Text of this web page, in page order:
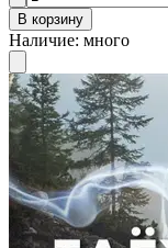
В корзину
Наличие: много